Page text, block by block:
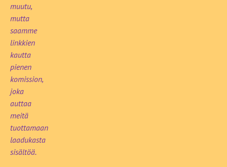
muutu,
mutta
saamme
linkkien
kautta
pienen
komission,
joka
auttaa
meitä
tuottamaan
laadukasta
sisältöä.